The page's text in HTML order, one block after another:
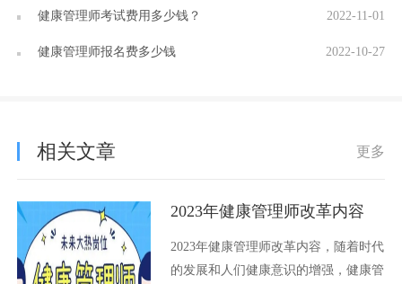
健康管理师考试费用多少钱？ 2022-11-01
健康管理师报名费多少钱 2022-10-27
相关文章 更多
2023年健康管理师改革内容
2023年健康管理师改革内容，随着时代
的发展和人们健康意识的增强，健康管